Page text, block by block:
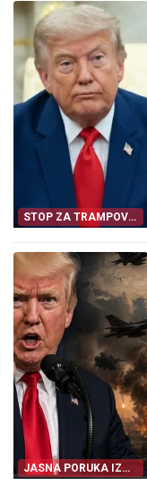
STOP ZA TRAMPOV
PROJEKAT
JASNA PORUKA IZ
VAŠINGTONA